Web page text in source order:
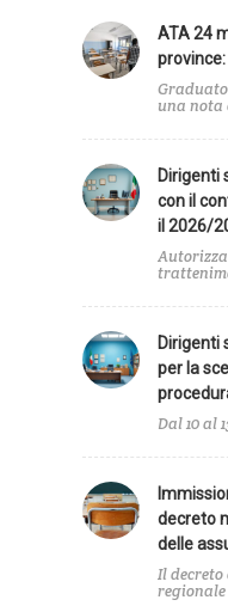
ATA 24
province:
una nota
Dirigenti
con il
il 2026/
Dirigenti
per la
Dal 10 al
decreto
delle
Il
regionale